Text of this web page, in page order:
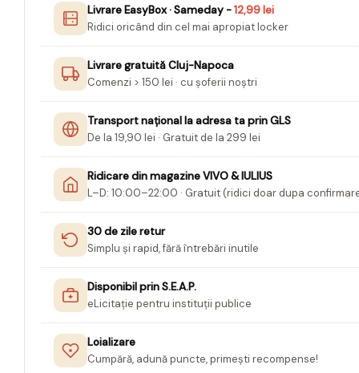
Carnetele notite copii
Jurnale cu cheita, lacat,
Pasta modelatoare
Harti de perete
Creta scolara
Glob Pamantesc Scolar
Materiale Didactice
Instrumente geometrie pentru
tabla scolara
Tablite de desenat magnetice
Sugativa
Articole papetarie pentru copii
Banda adeziva
Compas scolar
Livrare EasyBox · Sameday -12,99 lei
Ridici oricând din cel mai apropiat locker
Livrare gratuită Cluj-Napoca
Comenzi > 150 lei · cu șoferii noștri
Transport național la adresa ta prin GLS
De la 19,90 lei · Gratuit de la 299 lei
Ridicare din magazine VIVO & IULIUS
L–D: 10:00–22:00 · Gratuit (ridici doar dupa
30 de zile retur
Simplu și rapid, fără întrebări inutile
Disponibil prin S.E.A.P.
eLicitație pentru instituții publice
Loializare
Cumpără, adună puncte, primești recompense!